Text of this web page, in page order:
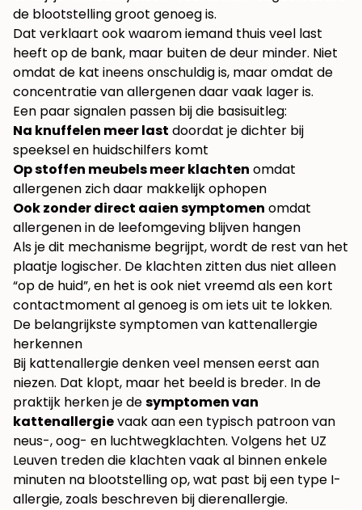
de blootstelling groot genoeg is.
Dat verklaart ook waarom iemand thuis veel last
heeft op de bank, maar buiten de deur minder. Niet
omdat de kat ineens onschuldig is, maar omdat de
concentratie van allergenen daar vaak lager is.
Een paar signalen passen bij die basisuitleg:
Na knuffelen meer last doordat je dichter bij
speeksel en huidschilfers komt
Op stoffen meubels meer klachten omdat
allergenen zich daar makkelijk ophopen
Ook zonder direct aaien symptomen omdat
allergenen in de leefomgeving blijven hangen
Als je dit mechanisme begrijpt, wordt de rest van het
plaatje logischer. De klachten zitten dus niet alleen
“op de huid”, en het is ook niet vreemd als een kort
contactmoment al genoeg is om iets uit te lokken.
De belangrijkste symptomen van kattenallergie
herkennen
Bij kattenallergie denken veel mensen eerst aan
niezen. Dat klopt, maar het beeld is breder. In de
praktijk herken je desymptomen van
kattenallergievaak aan een typisch patroon van
neus-, oog- en luchtwegklachten. Volgens het UZ
Leuven treden die klachten vaak al binnen enkele
minuten na blootstelling op, wat past bij een type I-
allergie, zoals beschreven bijdierenallergie.